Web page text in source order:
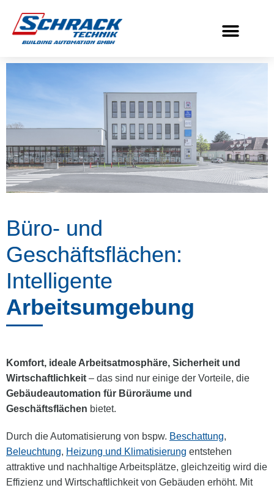
Büro- und
Geschäftsflächen:
Intelligente
Arbeitsumgebung
Komfort, ideale Arbeitsatmosphäre, Sicherheit und
Wirtschaftlichkeit – das sind nur einige der Vorteile, die
Gebäudeautomation für Büroräume und
Geschäftsflächen bietet.
Durch die Automatisierung von bspw. Beschattung,
Beleuchtung, Heizung und Klimatisierung entstehen
attraktive und nachhaltige Arbeitsplätze, gleichzeitig wird die
Effizienz und Wirtschaftlichkeit von Gebäuden erhöht. Mit